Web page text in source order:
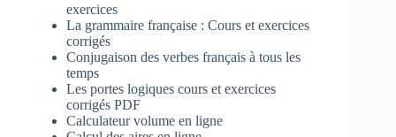
exercices
La grammaire française : Cours et exercices
corrigés
Conjugaison des verbes français à tous les
temps
Les portes logiques cours et exercices
corrigés PDF
Calculateur volume en ligne